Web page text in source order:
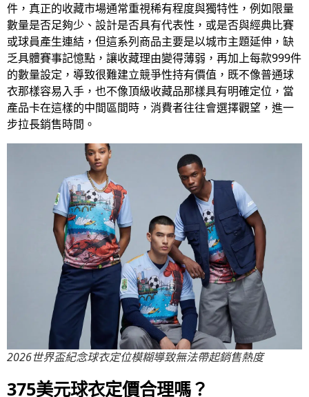
件，真正的收藏市場通常重視稀有程度與獨特性，例如限量
數量是否足夠少、設計是否具有代表性，或是否與經典比賽
或球員產生連結，但這系列商品主要是以城市主題延伸，缺
乏具體賽事記憶點，讓收藏理由變得薄弱，再加上每款999件
的數量設定，導致很難建立競爭性持有價值，既不像普通球
衣那樣容易入手，也不像頂級收藏品那樣具有明確定位，當
產品卡在這樣的中間區間時，消費者往往會選擇觀望，進一
步拉長銷售時間。
2026世界盃紀念球衣定位模糊導致無法帶起銷售熱度
375美元球衣定價合理嗎？